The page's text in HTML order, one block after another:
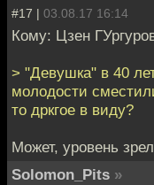
#17 | 03.08.17 16:14
Кому: Цзен
> "Девушка" в 40
молодости
то дркгое в виду?
Может, уровень
Solomon_Pits »